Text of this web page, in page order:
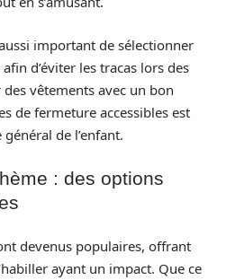
important de sélectionner
d’éviter les tracas lors des
vêtements avec un bon
de fermeture accessibles est
de l’enfant.
: des options
devenus populaires, offrant
ayant un impact. Que ce